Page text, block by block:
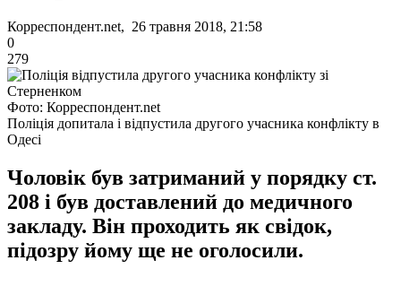
Корреспондент.net, 26 травня 2018, 21:58
0
279
Фото: Корреспондент.net
Поліція допитала і відпустила другого учасника конфлікту в
Одесі
Чоловік був затриманий у порядку ст.
208 і був доставлений до медичного
закладу. Він проходить як свідок,
підозру йому ще не оголосили.